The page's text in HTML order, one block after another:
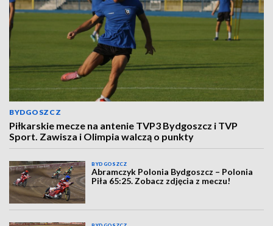
BYDGOSZCZ
Piłkarskie mecze na antenie TVP3 Bydgoszcz i TVP
Sport. Zawisza i Olimpia walczą o punkty
BYDGOSZCZ
Abramczyk Polonia Bydgoszcz – Polonia
Piła 65:25. Zobacz zdjęcia z meczu!